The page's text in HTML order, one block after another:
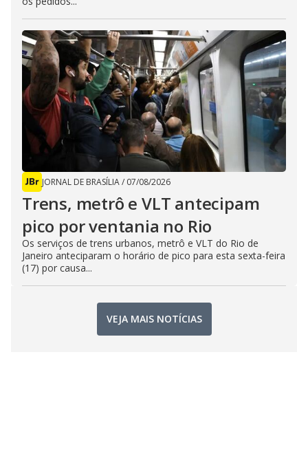
JORNAL DE BRASÍLIA/ 07/08/2026
Trens, metrô e VLT antecipam
pico por ventania no Rio
Os serviços de trens urbanos, metrô e VLT do Rio de
Janeiro anteciparam o horário de pico para esta sexta-feira
(17) por causa...
VEJA MAIS NOTÍCIAS